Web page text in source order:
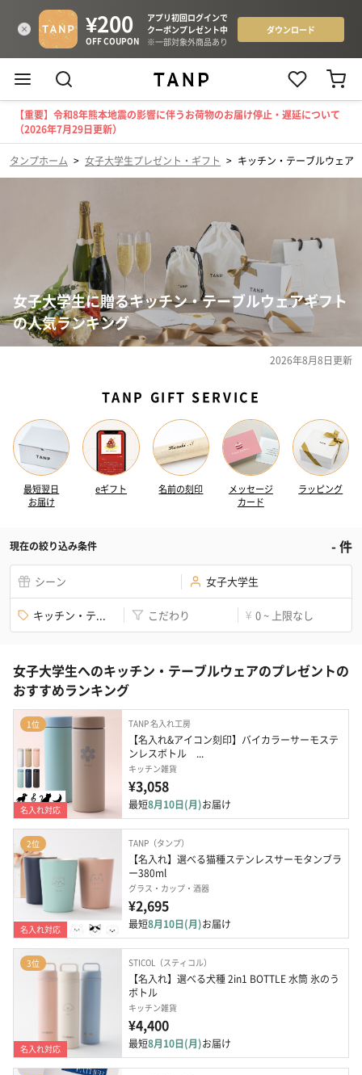
【重要】令和8年熊本地震の影響に伴うお荷物のお届け停止・遅延について
（2026年7月29日更新）
タンプホーム > 女子大学生プレゼント・ギフト > キッチン・テーブルウェア
女子大学生に贈るキッチン・テーブルウェアギフト
の人気ランキング
2026年8月8日更新
TANP GIFT SERVICE
最短翌日
お届け
eギフト 名前の刻印
メッセージ
カード
ラッピング
現在の絞り込み条件 -件
シーン 女子大学生
キッチン・テ... こだわり ¥ 0 ~ 上限なし
女子大学生へのキッチン・テーブルウェアのプレゼントの
おすすめランキング
1位
名入れ対応
TANP 名入れ工房
【名入れ&アイコン刻印】バイカラーサーモステ
ンレスボトル　...
キッチン雑貨
¥3,058
最短8月10日(月)お届け
2位
名入れ対応
TANP（タンプ）
【名入れ】選べる猫種ステンレスサーモタンブラ
ー380ml
グラス・カップ・酒器
¥2,695
最短8月10日(月)お届け
3位
名入れ対応
STICOL（スティコル）
【名入れ】選べる犬種 2in1 BOTTLE 水筒 氷のう
ボトル
キッチン雑貨
¥4,400
最短8月10日(月)お届け